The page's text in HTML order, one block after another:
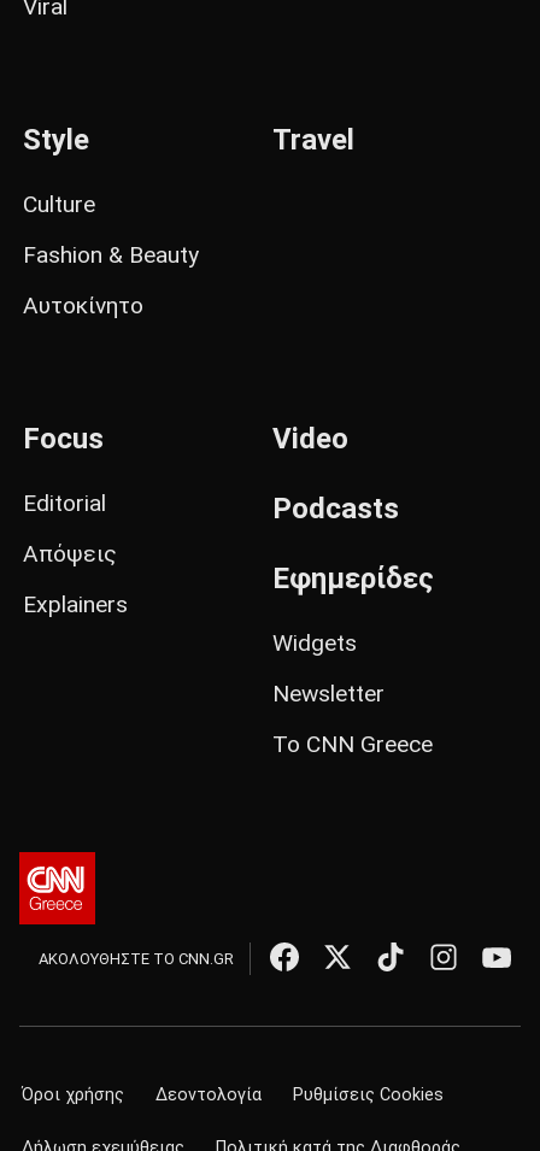
Viral
Style
Culture
Fashion & Beauty
Αυτοκίνητο
Travel
Focus
Editorial
Απόψεις
Explainers
Video
Podcasts
Εφημερίδες
Widgets
Newsletter
Το CNN Greece
ΑΚΟΛΟΥΘΗΣΤΕ ΤΟ CNN.GR
Όροι χρήσης Δεοντολογία Ρυθμίσεις Cookies